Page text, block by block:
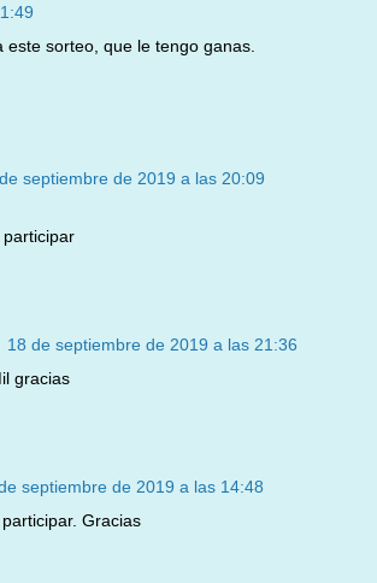
este sorteo, que le tengo ganas.
septiembre de 2019 a las 20:09
18 de septiembre de 2019 a las 21:36
gracias
septiembre de 2019 a las 14:48
Gracias